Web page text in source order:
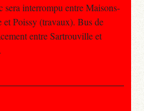
sera interrompu entre Maisons-
et Poissy (travaux). Bus de
entre Sartrouville et